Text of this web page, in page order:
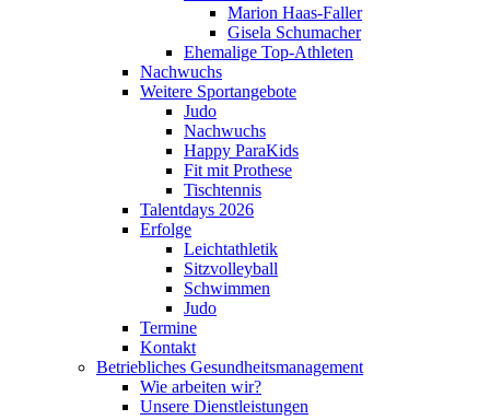
Marion Haas-Faller
Gisela Schumacher
Ehemalige Top-Athleten
Nachwuchs
Weitere Sportangebote
Judo
Nachwuchs
Happy ParaKids
Fit mit Prothese
Tischtennis
Talentdays 2026
Erfolge
Leichtathletik
Sitzvolleyball
Schwimmen
Judo
Termine
Kontakt
Betriebliches Gesundheits­management
Wie arbeiten wir?
Unsere Dienstleistungen